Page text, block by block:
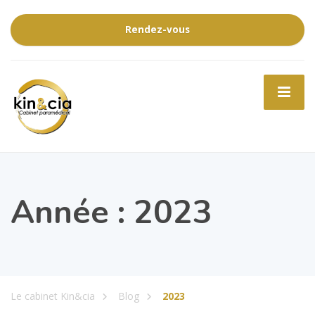
Rendez-vous
Année : 2023
Le cabinet Kin&cia Blog 2023